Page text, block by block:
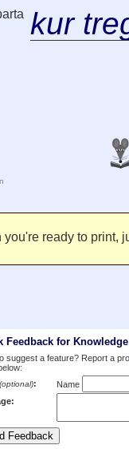
kur
you're ready to print,
Feedback for
suggest a feature? Report a
(optional):
Name